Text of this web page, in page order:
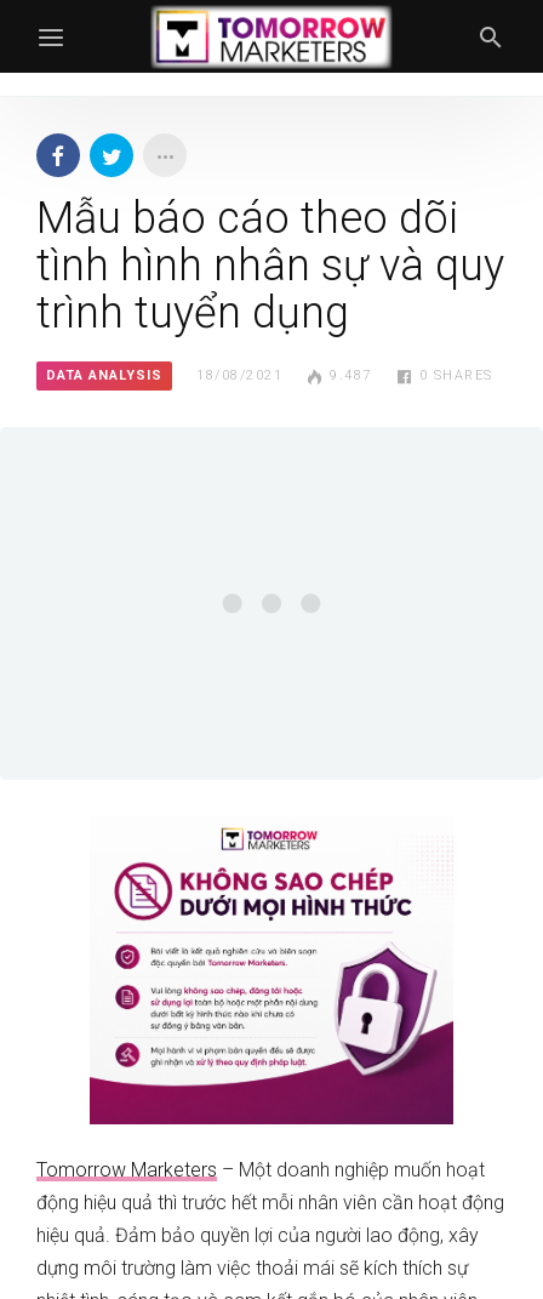
Mẫu báo cáo theo dõi
tình hình nhân sự và quy
trình tuyển dụng
DATA ANALYSIS 18/08/2021 9.487 0 SHARES
Tomorrow Marketers – Một doanh nghiệp muốn hoạt
động hiệu quả thì trước hết mỗi nhân viên cần hoạt động
hiệu quả. Đảm bảo quyền lợi của người lao động, xây
dựng môi trường làm việc thoải mái sẽ kích thích sự